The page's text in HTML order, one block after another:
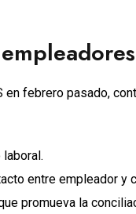
en febrero pasado,
entre empleador y
promueva la